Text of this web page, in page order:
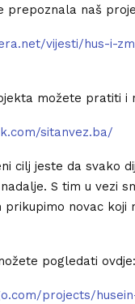
prepoznala naš
vijesti/hus-i-
možete pratiti i
sitanvez.ba/
cilj jeste da svako
S tim u vezi
novac koji
pogledati ovdje:
projects/